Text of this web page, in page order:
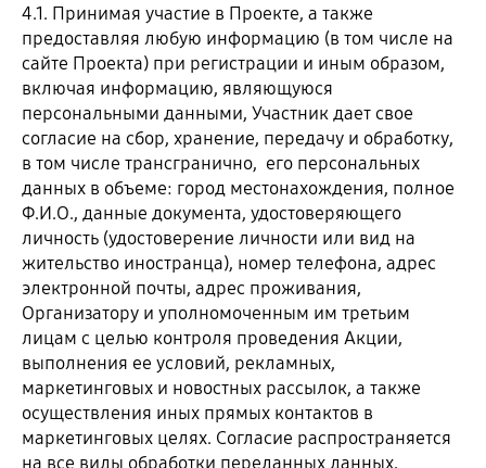
4.1. Принимая участие в Проекте, а также
предоставляя любую информацию (в том числе на
сайте Проекта) при регистрации и иным образом,
включая информацию, являющуюся
персональными данными, Участник дает свое
согласие на сбор, хранение, передачу и обработку,
в том числе трансгранично, его персональных
данных в объеме: город местонахождения, полное
Ф.И.О., данные документа, удостоверяющего
личность (удостоверение личности или вид на
жительство иностранца), номер телефона, адрес
электронной почты, адрес проживания,
Организатору и уполномоченным им третьим
лицам с целью контроля проведения Акции,
выполнения ее условий, рекламных,
маркетинговых и новостных рассылок, а также
осуществления иных прямых контактов в
маркетинговых целях. Согласие распространяется
на все виды обработки переданных данных,